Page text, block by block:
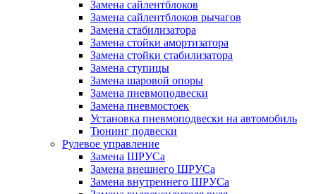
Замена сайлентблоков
Замена сайлентблоков рычагов
Замена стабилизатора
Замена стойки амортизатора
Замена стойки стабилизатора
Замена ступицы
Замена шаровой опоры
Замена пневмоподвески
Замена пневмостоек
Установка пневмоподвески на автомобиль
Тюнинг подвески
Рулевое управление
Замена ШРУСа
Замена внешнего ШРУСа
Замена внутреннего ШРУСа